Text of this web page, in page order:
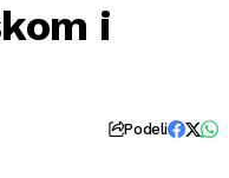
i
Podeli